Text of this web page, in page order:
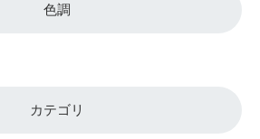
色調
カテゴリ